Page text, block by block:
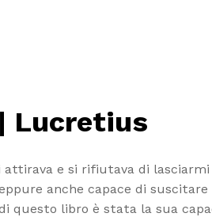
Lucretius
e si rifiutava di
anche capace di
questo libro è stata la sua